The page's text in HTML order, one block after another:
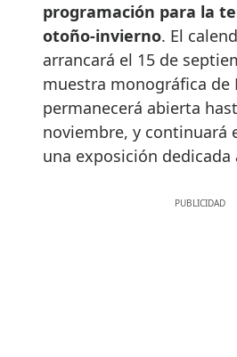
programación para la
otoño-invierno. El
arrancará el 15 de
muestra monográfica de
permanecerá abierta
noviembre, y continuará
una exposición dedicada